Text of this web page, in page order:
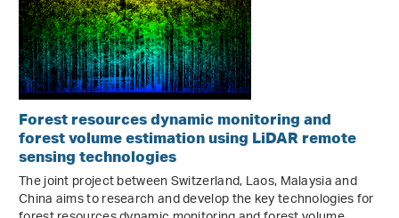
Forest resources dynamic monitoring and
forest volume estimation using LiDAR remote
sensing technologies
The joint project between Switzerland, Laos, Malaysia and
China aims to research and develop the key technologies for